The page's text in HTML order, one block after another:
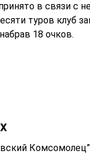
в связи с
туров клуб
18 очков.